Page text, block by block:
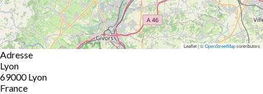
Leaflet | ©OpenStreetMapcontributors
Adresse
Lyon
69000 Lyon
France